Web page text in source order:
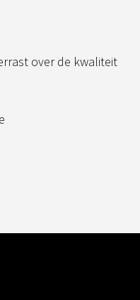
over de kwaliteit